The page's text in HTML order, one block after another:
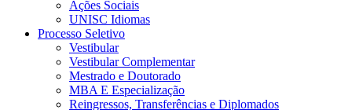
Ações Sociais
UNISC Idiomas
Processo Seletivo
Vestibular
Vestibular Complementar
Mestrado e Doutorado
MBA E Especialização
Reingressos, Transferências e Diplomados